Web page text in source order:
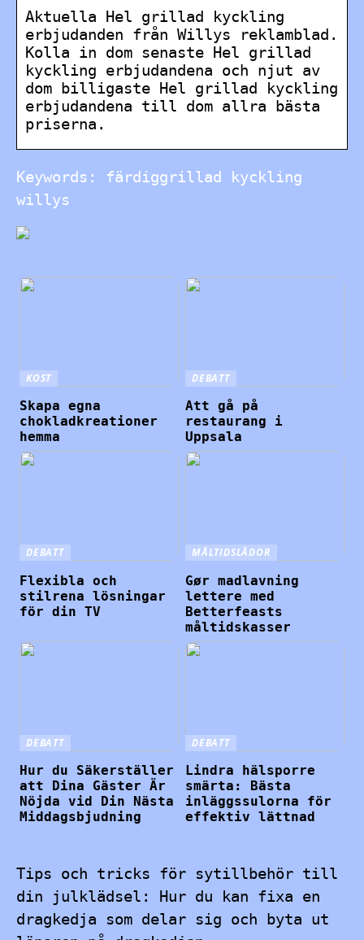
Aktuella Hel grillad kyckling
erbjudanden från Willys reklamblad.
Kolla in dom senaste Hel grillad
kyckling erbjudandena och njut av
dom billigaste Hel grillad kyckling
erbjudandena till dom allra bästa
priserna.
Keywords: färdiggrillad kyckling
willys
KOST
Skapa egna
chokladkreationer
hemma
DEBATT
Att gå på
restaurang i
Uppsala
DEBATT
Flexibla och
stilrena lösningar
för din TV
MÅLTIDSLÅDOR
Gør madlavning
lettere med
Betterfeasts
måltidskasser
DEBATT
Hur du Säkerställer
att Dina Gäster Är
Nöjda vid Din Nästa
Middagsbjudning
DEBATT
Lindra hälsporre
smärta: Bästa
inläggssulorna för
effektiv lättnad
Tips och tricks för sytillbehör till
din julklädsel: Hur du kan fixa en
dragkedja som delar sig och byta ut